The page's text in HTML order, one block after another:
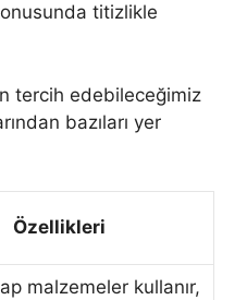
titizlikle
tercih edebileceğimiz
bazıları yer
Özellikleri
malzemeler kullanır,